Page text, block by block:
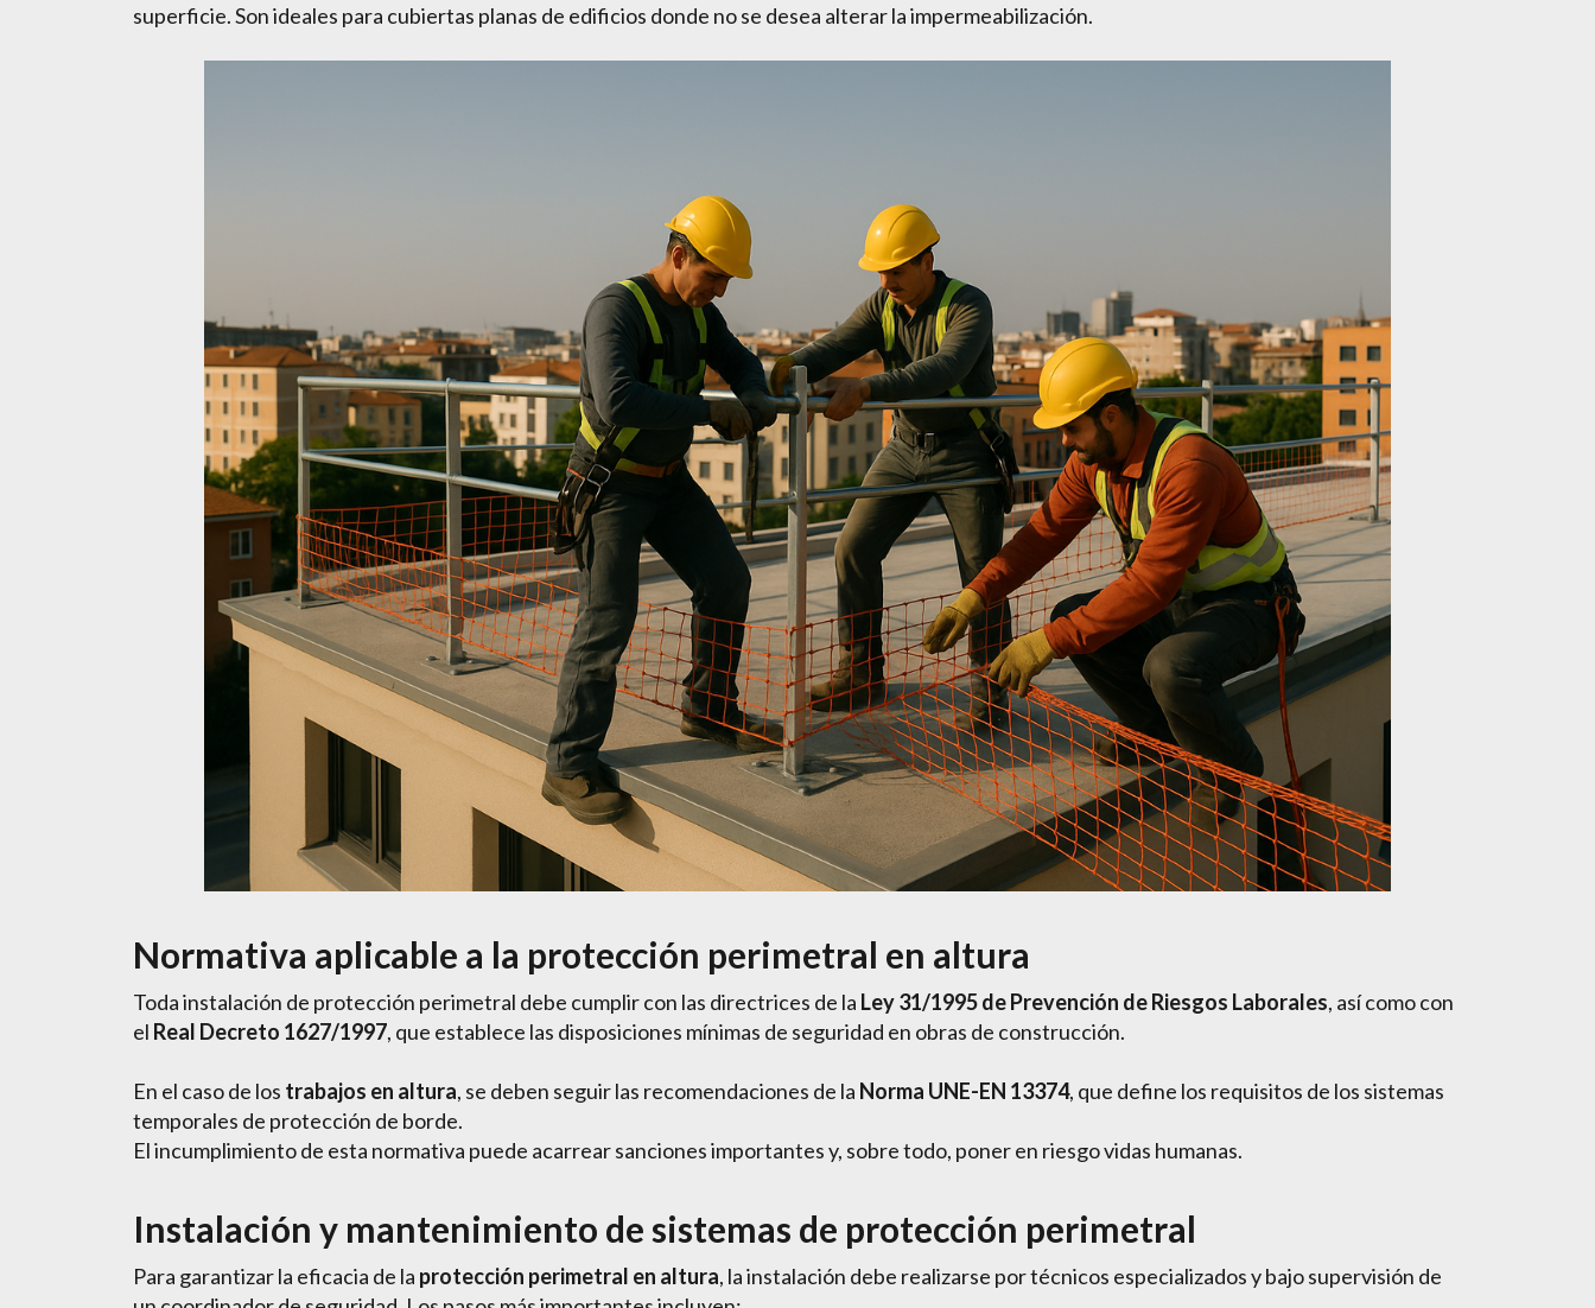
superficie. Son ideales para cubiertas planas de edificios donde no se desea alterar la impermeabilización.
Normativa aplicable a la protección perimetral en altura
Toda instalación de protección perimetral debe cumplir con las directrices de la Ley 31/1995 de Prevención de Riesgos Laborales, así como con
el Real Decreto 1627/1997, que establece las disposiciones mínimas de seguridad en obras de construcción.
En el caso de los trabajos en altura, se deben seguir las recomendaciones de la Norma UNE-EN 13374, que define los requisitos de los sistemas
temporales de protección de borde.
El incumplimiento de esta normativa puede acarrear sanciones importantes y, sobre todo, poner en riesgo vidas humanas.
Instalación y mantenimiento de sistemas de protección perimetral
Para garantizar la eficacia de la protección perimetral en altura, la instalación debe realizarse por técnicos especializados y bajo supervisión de